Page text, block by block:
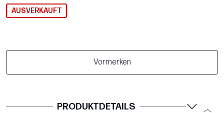
AUSVERKAUFT
Vormerken
PRODUKTDETAILS